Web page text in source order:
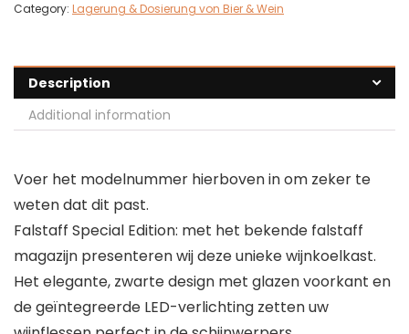
Category: Lagerung & Dosierung von Bier & Wein
Description
Additional information
Voer het modelnummer hierboven in om zeker te
weten dat dit past.
Falstaff Special Edition: met het bekende falstaff
magazijn presenteren wij deze unieke wijnkoelkast.
Het elegante, zwarte design met glazen voorkant en
de geïntegreerde LED-verlichting zetten uw